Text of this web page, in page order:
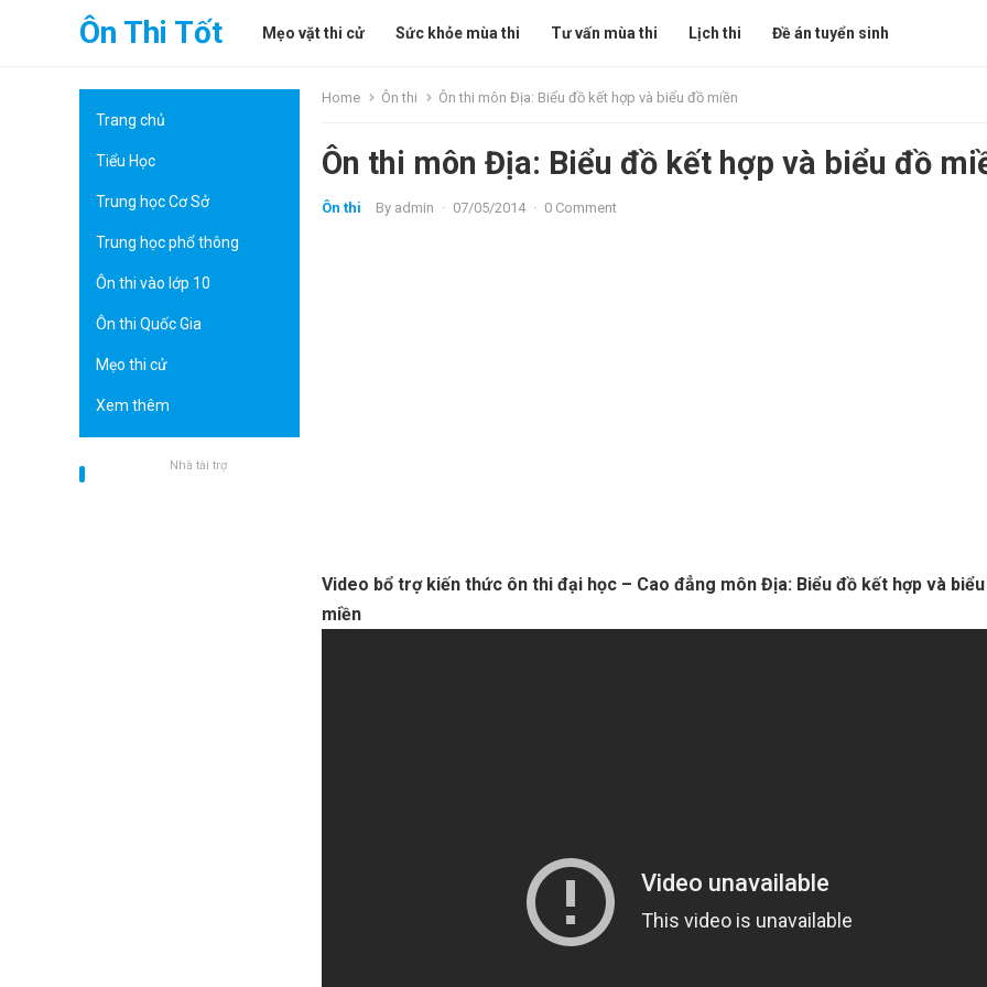
Ôn Thi Tốt Mẹo vặt thi cử Sức khỏe mùa thi Tư vấn mùa thi Lịch thi Đề án tuyển sinh
Trang chủ
Tiểu Học
Trung học Cơ Sở
Trung học phổ thông
Ôn thi vào lớp 10
Ôn thi Quốc Gia
Mẹo thi cử
Xem thêm
Nhà tài trợ
Home Ôn thi Ôn thi môn Địa: Biểu đồ kết hợp và biểu đồ miền
Ôn thi môn Địa: Biểu đồ kết hợp và biểu đồ
Ôn thi By admin · 07/05/2014 · 0 Comment
Video bổ trợ kiến thức ôn thi đại học – Cao đẳng môn Địa: Biểu đồ kết hợp và
miền